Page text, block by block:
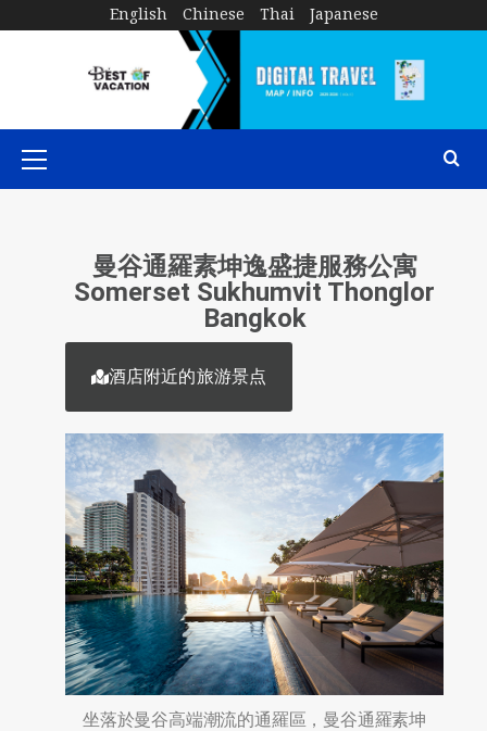
English Chinese Thai Japanese
曼谷通羅素坤逸盛捷服務公寓
Somerset Sukhumvit Thonglor
Bangkok
酒店附近的旅游景点
坐落於曼谷高端潮流的通羅區，曼谷通羅素坤